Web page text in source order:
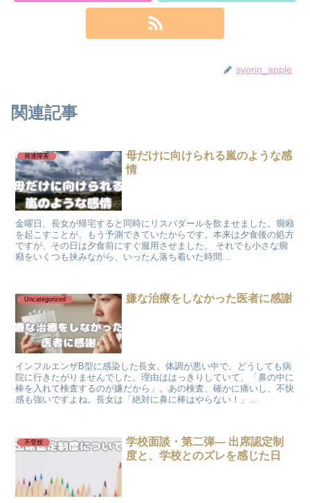
syorin_apple
関連記事
発達障害
母だけに向けられる嵐のような感
情
金曜日、長女が帰宅すると同時にリスパダールを飲ませました。癇癪
を起こすことが、もう予測できていたからです。本来は夕食後の処方
ですが、その日は夕食前にすぐ服用させました。 それでも小さな癇
癪をいくつも挟みながら、いったん落ち着いた時間...
Uncategorized 嫌な治療をしなかった医者に感謝
インフルエンザB型に感染した長女。体調が悪い中で、どうしても病
院に行きたがりませんでした。理由ははっきりしていて、「鼻の中に
棒を入れて検査するのが嫌だから」。あの検査、確かに痛いし、不快
感も強いですよね。長女は「絶対に鼻に棒はやらない！」...
不登校
学校面談・第二弾― 出席認定制
度と、学校とのズレを感じた日